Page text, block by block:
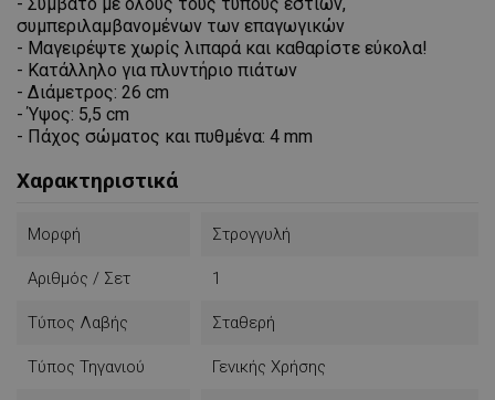
συμπεριλαμβανομένων των επαγωγικών
- Μαγειρέψτε χωρίς λιπαρά και καθαρίστε εύκολα!
- Κατάλληλο για πλυντήριο πιάτων
- Διάμετρος: 26 cm
- Ύψος: 5,5 cm
- Πάχος σώματος και πυθμένα: 4 mm
Χαρακτηριστικά
Μορφή Στρογγυλή
Αριθμός / Σετ 1
Τύπος Λαβής Σταθερή
Τύπος Τηγανιού Γενικής Χρήσης